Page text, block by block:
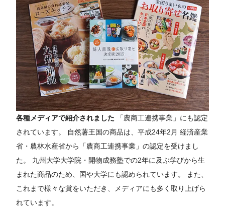
各種メディアで紹介されました 「農商工連携事業」にも認定
されています。 自然薯王国の商品は、平成24年2月 経済産業
省・農林水産省から「農商工連携事業」の認定を受けまし
た。 九州大学大学院・開物成務塾での2年に及ぶ学びから生
まれた商品のため、国や大学にも認められています。 また、
これまで様々な賞をいただき、メディアにも多く取り上げら
れています。